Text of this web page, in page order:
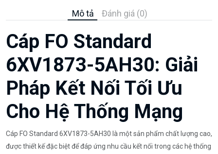
Mô tả Đánh giá (0)
Cáp FO Standard
6XV1873-5AH30: Giải
Pháp Kết Nối Tối Ưu
Cho Hệ Thống Mạng
Cáp FO Standard 6XV1873-5AH30 là một sản phẩm chất lượng cao,
được thiết kế đặc biệt để đáp ứng nhu cầu kết nối trong các hệ thống